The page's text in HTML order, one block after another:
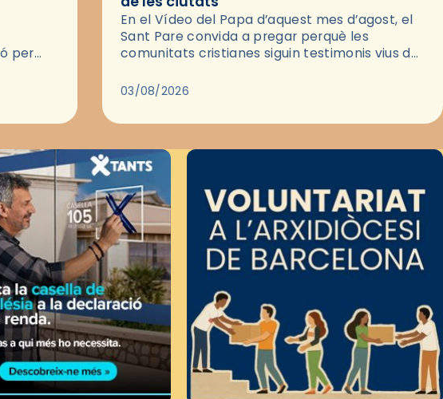
per
En el Vídeo del Papa d’aquest mes d’agost, el
Sant Pare convida a pregar perquè les
comunitats cristianes siguin testimonis vius de
pregària, el…
03/08/2026